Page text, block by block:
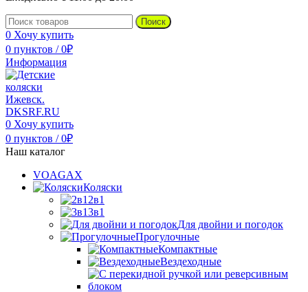
Поиск
0 Хочу купить
0 пунктов / 0₽
Информация
0 Хочу купить
0 пунктов / 0₽
Наш каталог
VOAGAX
Коляски
2в1
3в1
Для двойни и погодок
Прогулочные
Компактные
Вездеходные